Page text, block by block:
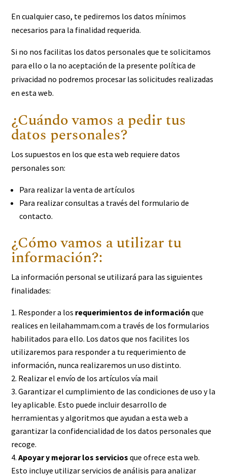
En cualquier caso, te pediremos los datos mínimos
necesarios para la finalidad requerida.
Si no nos facilitas los datos personales que te solicitamos
para ello o la no aceptación de la presente política de
privacidad no podremos procesar las solicitudes realizadas
en esta web.
¿Cuándo vamos a pedir tus
datos personales?
Los supuestos en los que esta web requiere datos
personales son:
Para realizar la venta de artículos
Para realizar consultas a través del formulario de
contacto.
¿Cómo vamos a utilizar tu
información?:
La información personal se utilizará para las siguientes
finalidades:
Responder a los requerimientos de información que
realices en leilahammam.com a través de los formularios
habilitados para ello. Los datos que nos facilites los
utilizaremos para responder a tu requerimiento de
información, nunca realizaremos un uso distinto.
Realizar el envío de los artículos vía mail
Garantizar el cumplimiento de las condiciones de uso y la
ley aplicable. Esto puede incluir desarrollo de
herramientas y algoritmos que ayudan a esta web a
garantizar la confidencialidad de los datos personales que
recoge.
Apoyar y mejorar los servicios que ofrece esta web.
Esto incluye utilizar servicios de análisis para analizar